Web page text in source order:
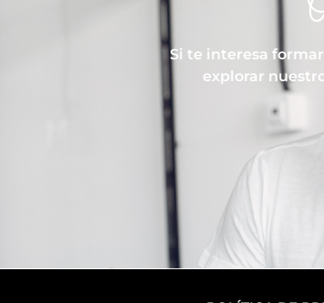
Si te interesa
explorar